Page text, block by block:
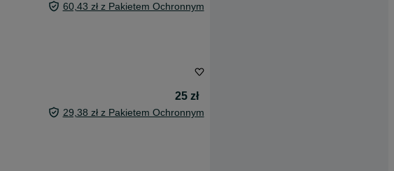
60,43 zł z Pakietem Ochronnym
25 zł
29,38 zł z Pakietem Ochronnym